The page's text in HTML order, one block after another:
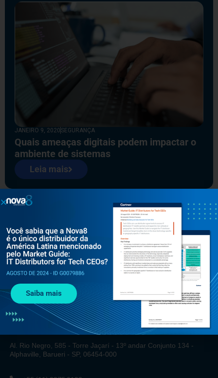
JANEIRO 9, 2020 SEGURANÇA
Quais ameaças digitais podem impactar o
ambiente de sistemas
Leia mais
Al. Rio Negro, 585 - Torre Jaçarí - 13º andar Conjunto 134 -
Alphaville, Barueri - SP, 06454-000
Saiba mais